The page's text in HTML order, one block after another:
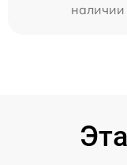
наличии